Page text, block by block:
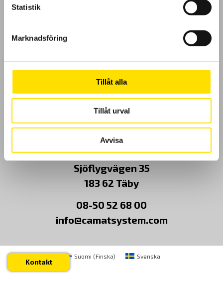
Statistik
Marknadsföring
Tillåt alla
Tillåt urval
Avvisa
Kundundersökning
Om Oss
Kontakt
CA Mätsystem AB
Sjöflygvägen 35
183 62 Täby
08-50 52 68 00
info@camatsystem.com
Kontakt
Suomi (Finska) Svenska